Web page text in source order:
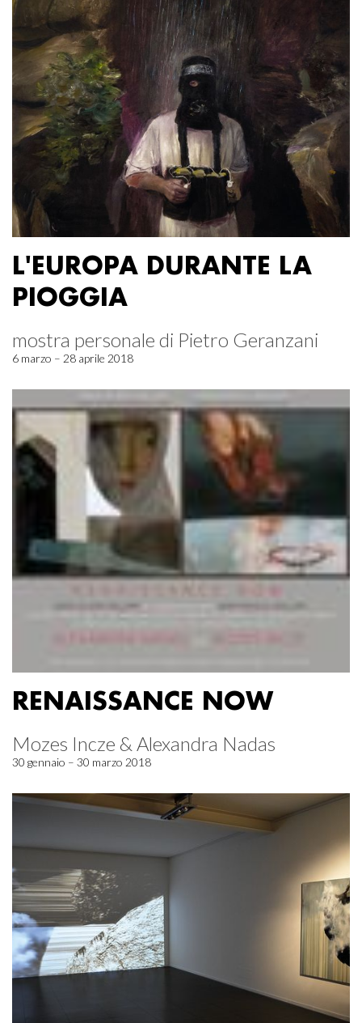
L'EUROPA DURANTE LA
PIOGGIA
mostra personale di Pietro Geranzani
6 marzo – 28 aprile 2018
RENAISSANCE NOW
Mozes Incze & Alexandra Nadas
30 gennaio – 30 marzo 2018